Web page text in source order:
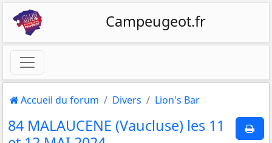
Campeugeot.fr
Accueil du forum Divers Lion's Bar
84 MALAUCENE (Vaucluse) les 11